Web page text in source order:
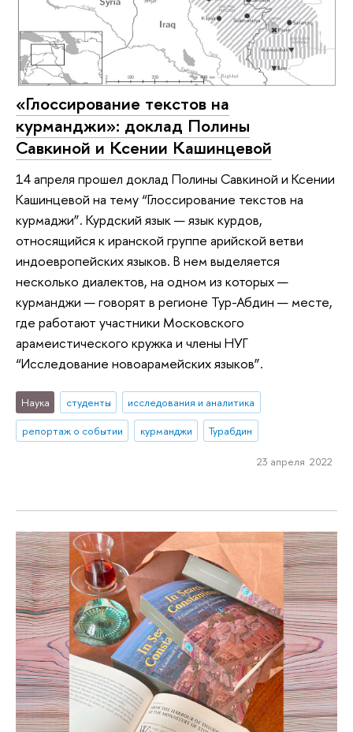
«Глоссирование текстов на
курманджи»: доклад Полины
Савкиной и Ксении Кашинцевой
14 апреля прошел доклад Полины Савкиной и Ксении
Кашинцевой на тему “Глоссирование текстов на
курмаджи”. Курдский язык — язык курдов,
относящийся к иранской группе арийской ветви
индоевропейских языков. В нем выделяется
несколько диалектов, на одном из которых —
курманджи — говорят в регионе Тур-Абдин — месте,
где работают участники Московского
арамеистического кружка и члены НУГ
“Исследование новоарамейских языков”.
Наука студенты
исследования и аналитика
репортаж о событии
курманджи Турабдин
23 апреля 2022